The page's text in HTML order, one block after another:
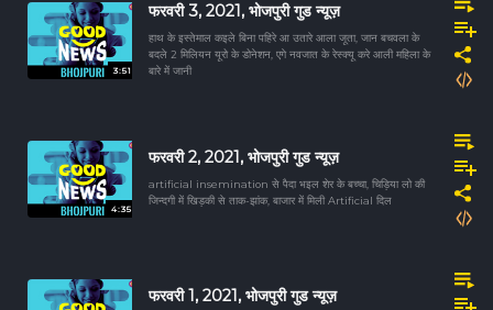
3:51
फरवरी 3, 2021, भोजपुरी गुड न्यूज़
हाथ के इस्तेमाल कइले बिना पहिरे आ उतारे आला जूता, जान बचवला के
बदले 2 मिलियन यूरो के डोनेशन, एगे नवजात के रेस्क्यू करे आली महिला के
बारे में जानी
4:35
फरवरी 2, 2021, भोजपुरी गुड न्यूज़
artificial insemination से पैदा भइल शेर के बच्चा, चिड़िया लो की
जिन्दगी में खिड़की से ताक-झांक, बाजार में मिली Artificial दिल
फरवरी 1, 2021, भोजपुरी गुड न्यूज़